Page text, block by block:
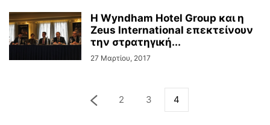
H Wyndham Hotel Group και η
Zeus International επεκτείνουν
την στρατηγική...
27 Μαρτίου, 2017
2 3 4